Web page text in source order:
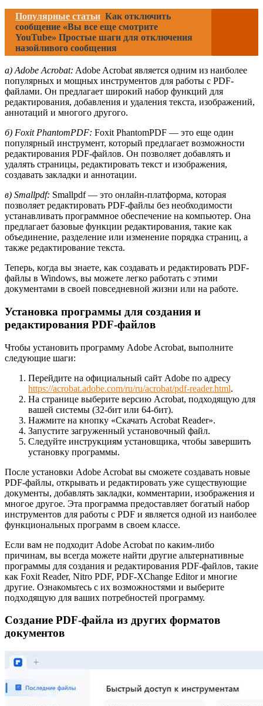
Популярные статьи Как отключить
сообщение «Вы все еще смотрите
YouTube» Простые шаги для отключения
назойливого сообщения
а) Adobe Acrobat: Adobe Acrobat является одним из наиболее
популярных и мощных инструментов для работы с PDF-
файлами. Он предлагает широкий набор функций для
редактирования, добавления и удаления текста, изображений,
аннотаций и многого другого.
б) Foxit PhantomPDF: Foxit PhantomPDF — это еще один
популярный инструмент, который предлагает возможности
редактирования PDF-файлов. Он позволяет добавлять и
удалять страницы, редактировать текст и изображения,
создавать закладки и аннотации.
в) Smallpdf: Smallpdf — это онлайн-платформа, которая
позволяет редактировать PDF-файлы без необходимости
устанавливать программное обеспечение на компьютер. Она
предлагает базовые функции редактирования, такие как
объединение, разделение или изменение порядка страниц, а
также редактирование текста.
Теперь, когда вы знаете, как создавать и редактировать PDF-
файлы в Windows, вы можете легко работать с этими
документами в своей повседневной жизни или на работе.
Установка программы для создания и
редактирования PDF-файлов
Чтобы установить программу Adobe Acrobat, выполните
следующие шаги:
Перейдите на официальный сайт Adobe по адресу
https://acrobat.adobe.com/ru/ru/acrobat/pdf-reader.html.
На странице выберите версию Acrobat, подходящую для
вашей системы (32-бит или 64-бит).
Нажмите на кнопку «Скачать Acrobat Reader».
Запустите загруженный установочный файл.
Следуйте инструкциям установщика, чтобы завершить
установку программы.
После установки Adobe Acrobat вы сможете создавать новые
PDF-файлы, открывать и редактировать уже существующие
документы, добавлять закладки, комментарии, изображения и
многое другое. Эта программа предоставляет богатый набор
инструментов для работы с PDF и является одной из наиболее
функциональных программ в своем классе.
Если вам не подходит Adobe Acrobat по каким-либо
причинам, вы всегда можете найти другие альтернативные
программы для создания и редактирования PDF-файлов, такие
как Foxit Reader, Nitro PDF, PDF-XChange Editor и многие
другие. Ознакомьтесь с их возможностями и выберите
подходящую для ваших потребностей программу.
Создание PDF-файла из других форматов
документов